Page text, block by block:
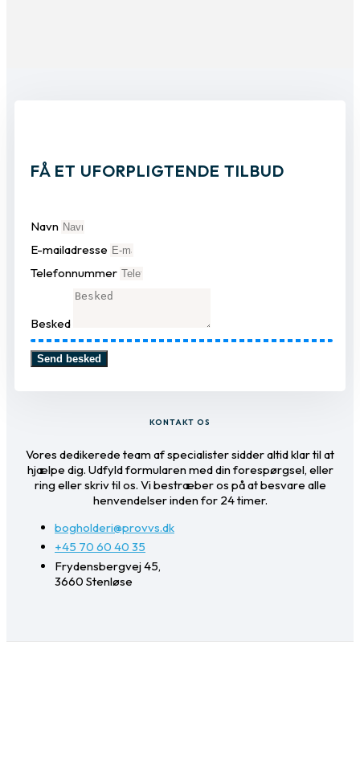
FÅ ET UFORPLIGTENDE TILBUD
Navn
E-mailadresse
Telefonnummer
Besked
Send besked
KONTAKT OS
Vores dedikerede team af specialister sidder altid klar til at
hjælpe dig. Udfyld formularen med din forespørgsel, eller
ring eller skriv til os. Vi bestræber os på at besvare alle
henvendelser inden for 24 timer.
bogholderi@provvs.dk
+45 70 60 40 35
Frydensbergvej 45,
3660 Stenløse